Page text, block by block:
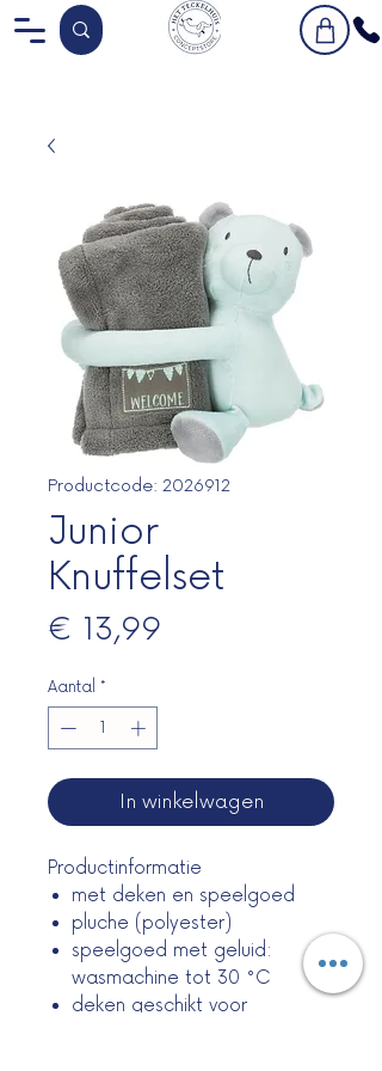
Productcode: 2026912
Junior
Knuffelset
€ 13,99
Aantal *
In winkelwagen
Productinformatie
met deken en speelgoed
pluche (polyester)
speelgoed met geluid:
wasmachine tot 30 °C
deken geschikt voor